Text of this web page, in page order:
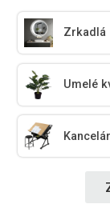
Zrkadlá
Umelé